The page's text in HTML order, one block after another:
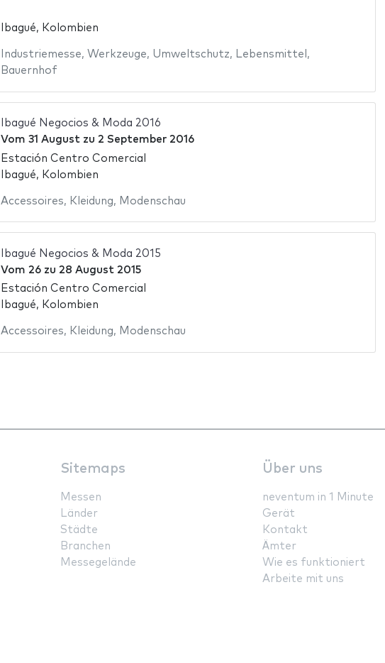
Ibagué, Kolombien
Industriemesse, Werkzeuge, Umweltschutz, Lebensmittel ,
Bauernhof
Ibagué Negocios & Moda 2016
Vom 31 Augustzu 2 September 2016
Estación Centro Comercial
Ibagué, Kolombien
Accessoires, Kleidung, Modenschau
Ibagué Negocios & Moda 2015
Vom 26zu 28 August 2015
Estación Centro Comercial
Ibagué, Kolombien
Accessoires, Kleidung, Modenschau
Sitemaps
Messen
Länder
Städte
Branchen
Messegelände
Über uns
neventum in 1 Minute
Gerät
Kontakt
Ämter
Wie es funktioniert
Arbeite mit uns